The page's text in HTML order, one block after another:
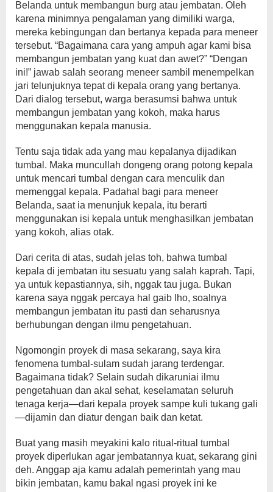
Belanda untuk membangun burg atau jembatan. Oleh
karena minimnya pengalaman yang dimiliki warga,
mereka kebingungan dan bertanya kepada para meneer
tersebut. “Bagaimana cara yang ampuh agar kami bisa
membangun jembatan yang kuat dan awet?” “Dengan
ini!” jawab salah seorang meneer sambil menempelkan
jari telunjuknya tepat di kepala orang yang bertanya.
Dari dialog tersebut, warga berasumsi bahwa untuk
membangun jembatan yang kokoh, maka harus
menggunakan kepala manusia.
Tentu saja tidak ada yang mau kepalanya dijadikan
tumbal. Maka muncullah dongeng orang potong kepala
untuk mencari tumbal dengan cara menculik dan
memenggal kepala. Padahal bagi para meneer
Belanda, saat ia menunjuk kepala, itu berarti
menggunakan isi kepala untuk menghasilkan jembatan
yang kokoh, alias otak.
Dari cerita di atas, sudah jelas toh, bahwa tumbal
kepala di jembatan itu sesuatu yang salah kaprah. Tapi,
ya untuk kepastiannya, sih, nggak tau juga. Bukan
karena saya nggak percaya hal gaib lho, soalnya
membangun jembatan itu pasti dan seharusnya
berhubungan dengan ilmu pengetahuan.
Ngomongin proyek di masa sekarang, saya kira
fenomena tumbal-sulam sudah jarang terdengar.
Bagaimana tidak? Selain sudah dikaruniai ilmu
pengetahuan dan akal sehat, keselamatan seluruh
tenaga kerja—dari kepala proyek sampe kuli tukang gali
—dijamin dan diatur dengan baik dan ketat.
Buat yang masih meyakini kalo ritual-ritual tumbal
proyek diperlukan agar jembatannya kuat, sekarang gini
deh. Anggap aja kamu adalah pemerintah yang mau
bikin jembatan, kamu bakal ngasi proyek ini ke